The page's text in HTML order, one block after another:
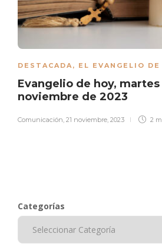
DESTACADA, EL EVANGELIO DE
Evangelio de hoy, martes
noviembre de 2023
Comunicación, 21 noviembre, 2023 2
Categorías